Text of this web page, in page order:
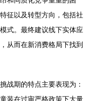
征以及转型方向，包括社
式。最终建议线下实体应
从而在新消费格局下找到
战期的特点主要表现为：
装在过审严格政策下大量